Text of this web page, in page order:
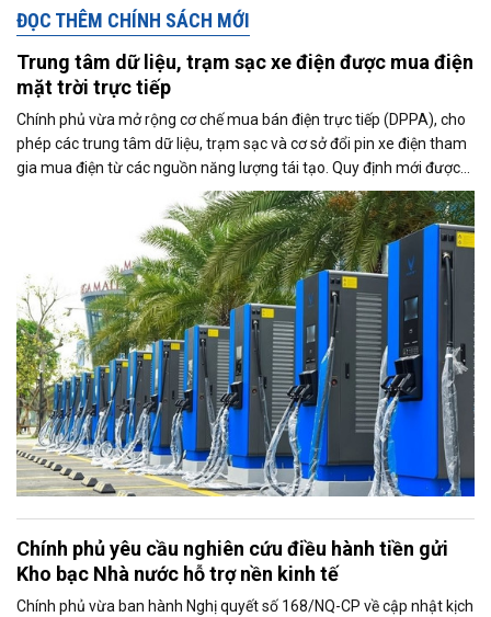
ĐỌC THÊM CHÍNH SÁCH MỚI
Trung tâm dữ liệu, trạm sạc xe điện được mua điện
mặt trời trực tiếp
Chính phủ vừa mở rộng cơ chế mua bán điện trực tiếp (DPPA), cho
phép các trung tâm dữ liệu, trạm sạc và cơ sở đổi pin xe điện tham
gia mua điện từ các nguồn năng lượng tái tạo. Quy định mới được
kỳ vọng thúc đẩy sử dụng điện xanh, đáp ứng nhu cầu ngày càng
tăng của nền kinh tế số và quá trình điện hóa giao thông.
Chính phủ yêu cầu nghiên cứu điều hành tiền gửi
Kho bạc Nhà nước hỗ trợ nền kinh tế
Chính phủ vừa ban hành Nghị quyết số 168/NQ-CP về cập nhật kịch